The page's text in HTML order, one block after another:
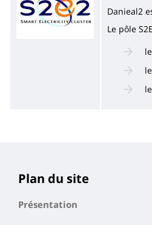
Danieal2
Le pôle
Plan du site
Présentation